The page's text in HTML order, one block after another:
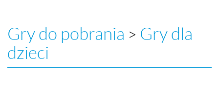
Gry do pobrania > Gry dla
dzieci